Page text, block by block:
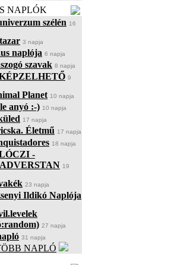
NAPLÓK
szélén 16
3 napja
naplója 6 napja
szavak 8 napja
9
Planet 10 napja
anyó :-) 10 napja
17 napja
Életmű 17 napja
18 napja
-
19
23 napja
Ildikó Naplója
27 napja
31 napja
NAPLÓ